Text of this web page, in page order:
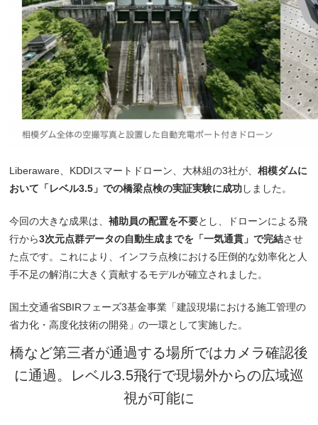
Liberaware、KDDIスマートドローン、大林組の3社が、相模ダムに
おいて「レベル3.5」での橋梁点検の実証実験に成功しました。
今回の大きな成果は、補助員の配置を不要とし、ドローンによる飛
行から3次元点群データの自動生成までを「一気通貫」で完結させ
た点です。これにより、インフラ点検における圧倒的な効率化と人
手不足の解消に大きく貢献するモデルが確立されました。
国土交通省SBIRフェーズ3基金事業「建設現場における施工管理の
省力化・高度化技術の開発」の一環として実施した。
橋など第三者が通過する場所ではカメラ確認後
に通過。レベル3.5飛行で現場外からの広域巡
視が可能に